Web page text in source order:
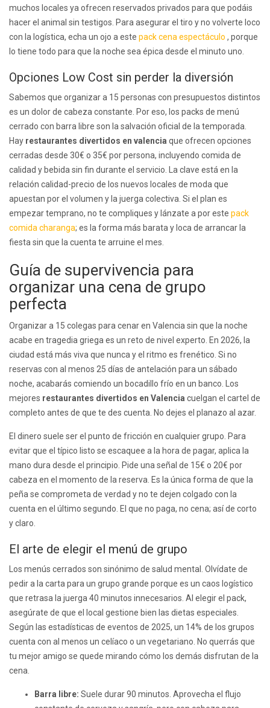
muchos locales ya ofrecen reservados privados para que podáis
hacer el animal sin testigos. Para asegurar el tiro y no volverte loco
con la logística, echa un ojo a este pack cena espectáculo , porque
lo tiene todo para que la noche sea épica desde el minuto uno.
Opciones Low Cost sin perder la diversión
Sabemos que organizar a 15 personas con presupuestos distintos
es un dolor de cabeza constante. Por eso, los packs de menú
cerrado con barra libre son la salvación oficial de la temporada.
Hay restaurantes divertidos en valencia que ofrecen opciones
cerradas desde 30€ o 35€ por persona, incluyendo comida de
calidad y bebida sin fin durante el servicio. La clave está en la
relación calidad-precio de los nuevos locales de moda que
apuestan por el volumen y la juerga colectiva. Si el plan es
empezar temprano, no te compliques y lánzate a por este pack
comida charanga; es la forma más barata y loca de arrancar la
fiesta sin que la cuenta te arruine el mes.
Guía de supervivencia para
organizar una cena de grupo
perfecta
Organizar a 15 colegas para cenar en Valencia sin que la noche
acabe en tragedia griega es un reto de nivel experto. En 2026, la
ciudad está más viva que nunca y el ritmo es frenético. Si no
reservas con al menos 25 días de antelación para un sábado
noche, acabarás comiendo un bocadillo frío en un banco. Los
mejores restaurantes divertidos en Valencia cuelgan el cartel de
completo antes de que te des cuenta. No dejes el planazo al azar.
El dinero suele ser el punto de fricción en cualquier grupo. Para
evitar que el típico listo se escaquee a la hora de pagar, aplica la
mano dura desde el principio. Pide una señal de 15€ o 20€ por
cabeza en el momento de la reserva. Es la única forma de que la
peña se comprometa de verdad y no te dejen colgado con la
cuenta en el último segundo. El que no paga, no cena; así de corto
y claro.
El arte de elegir el menú de grupo
Los menús cerrados son sinónimo de salud mental. Olvídate de
pedir a la carta para un grupo grande porque es un caos logístico
que retrasa la juerga 40 minutos innecesarios. Al elegir el pack,
asegúrate de que el local gestione bien las dietas especiales.
Según las estadísticas de eventos de 2025, un 14% de los grupos
cuenta con al menos un celíaco o un vegetariano. No querrás que
tu mejor amigo se quede mirando cómo los demás disfrutan de la
cena.
Barra libre: Suele durar 90 minutos. Aprovecha el flujo